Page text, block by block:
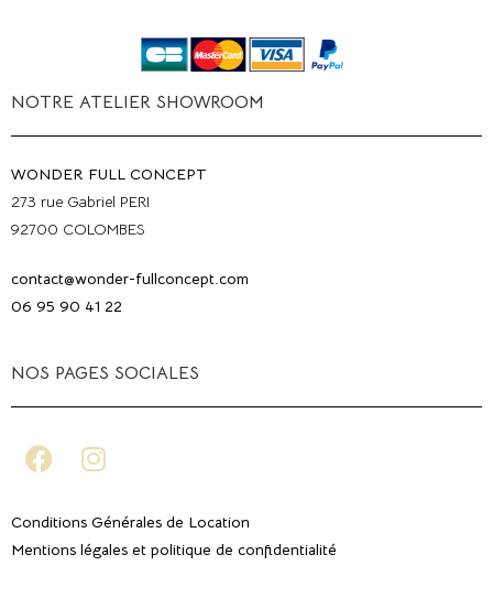
NOTRE ATELIER SHOWROOM
WONDER FULL CONCEPT
273 rue Gabriel PERI
92700 COLOMBES
contact@wonder-fullconcept.com
06 95 90 41 22
NOS PAGES SOCIALES
Conditions Générales de Location
Mentions légales et politique de confidentialité